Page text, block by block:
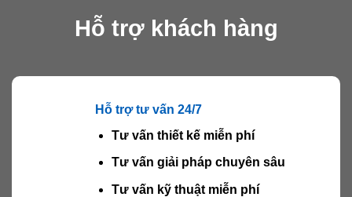
Hỗ trợ khách hàng
Hỗ trợ tư vấn 24/7
Tư vấn thiết kế miễn phí
Tư vấn giải pháp chuyên sâu
Tư vấn kỹ thuật miễn phí